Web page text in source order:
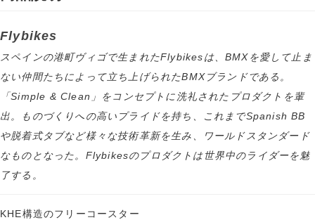
Flybikes
スペインの港町ヴィゴで生まれたFlybikesは、BMXを愛して止ま
ない仲間たちによって立ち上げられたBMXブランドである。
「Simple & Clean」をコンセプトに洗礼されたプロダクトを輩
出。ものづくりへの高いプライドを持ち、これまでSpanish BB
や脱着式タブなど様々な技術革新を生み、ワールドスタンダード
なものとなった。Flybikesのプロダクトは世界中のライダーを魅
了する。
KHE構造のフリーコースター